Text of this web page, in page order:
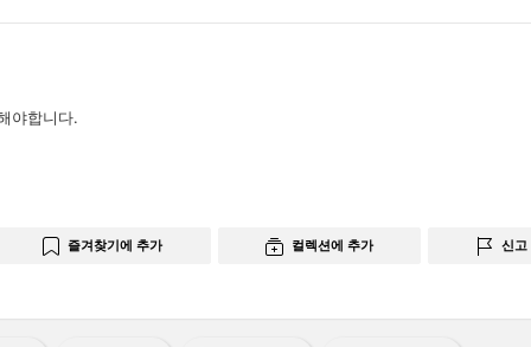
야합니다.
즐겨찾기에 추가 컬렉션에 추가 신고